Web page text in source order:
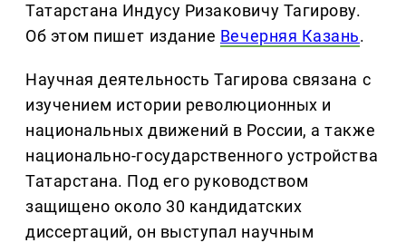
Татарстана Индусу Ризаковичу Тагирову.
Об этом пишет издание Вечерняя Казань.
Научная деятельность Тагирова связана с
изучением истории революционных и
национальных движений в России, а также
национально-государственного устройства
Татарстана. Под его руководством
защищено около 30 кандидатских
диссертаций, он выступал научным